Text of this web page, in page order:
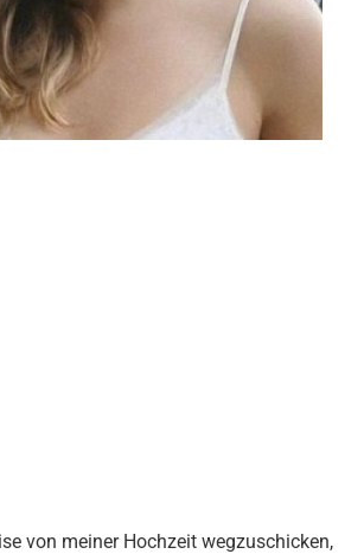
von meiner Hochzeit wegzuschicken,